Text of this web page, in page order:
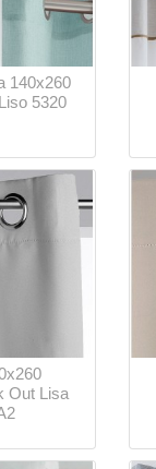
140x260
5320
Out Lisa